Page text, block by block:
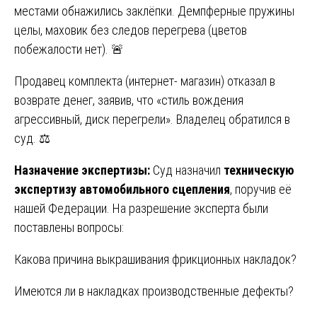
местами обнажились заклёпки. Демпферные пружины
целы, маховик без следов перегрева (цветов
побежалости нет). 🚨
Продавец комплекта (интернет- магазин) отказал в
возврате денег, заявив, что «стиль вождения
агрессивный, диск перегрели». Владелец обратился в
суд. ⚖️
Назначение экспертизы: Суд назначил техническую
экспертизу автомобильного сцепления, поручив её
нашей Федерации. На разрешение эксперта были
поставлены вопросы:
Какова причина выкрашивания фрикционных накладок?
Имеются ли в накладках производственные дефекты?